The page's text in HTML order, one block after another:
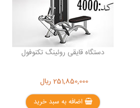
دستگاه قایقی روئینگ تکنوفول
251,850,000 ریال
اضافه به سبد خرید